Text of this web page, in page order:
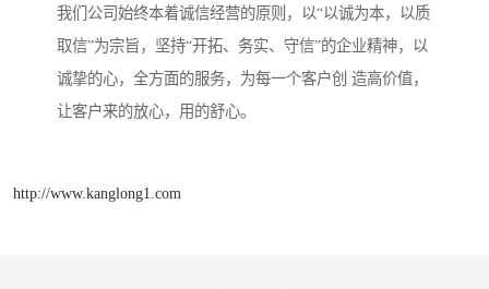
我们公司始终本着诚信经营的原则，以“以诚为本，以质
取信”为宗旨，坚持“开拓、务实、守信”的企业精神，以
诚挚的心，全方面的服务，为每一个客户创 造高价值，
让客户来的放心，用的舒心。
http://www.kanglong1.com